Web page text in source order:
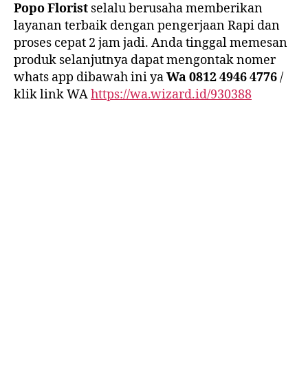
Popo Florist selalu berusaha memberikan
layanan terbaik dengan pengerjaan Rapi dan
proses cepat 2 jam jadi. Anda tinggal memesan
produk selanjutnya dapat mengontak nomer
whats app dibawah ini yaWa 0812 4946 4776/
klik link WAhttps://wa.wizard.id/930388